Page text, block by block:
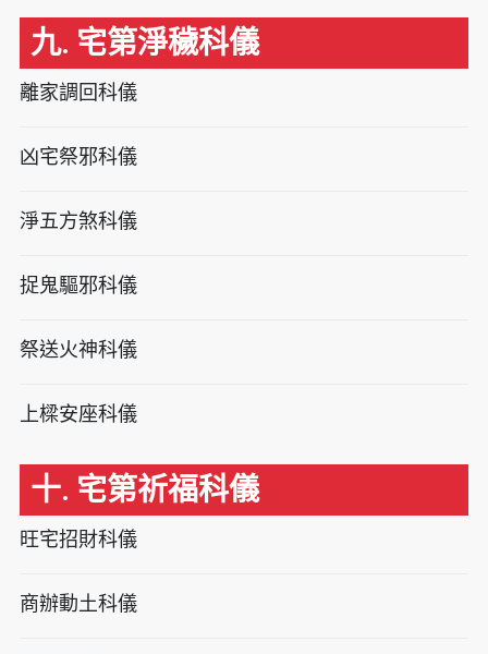
九. 宅第淨穢科儀
離家調回科儀
凶宅祭邪科儀
淨五方煞科儀
捉鬼驅邪科儀
祭送火神科儀
上樑安座科儀
十. 宅第祈福科儀
旺宅招財科儀
商辦動土科儀